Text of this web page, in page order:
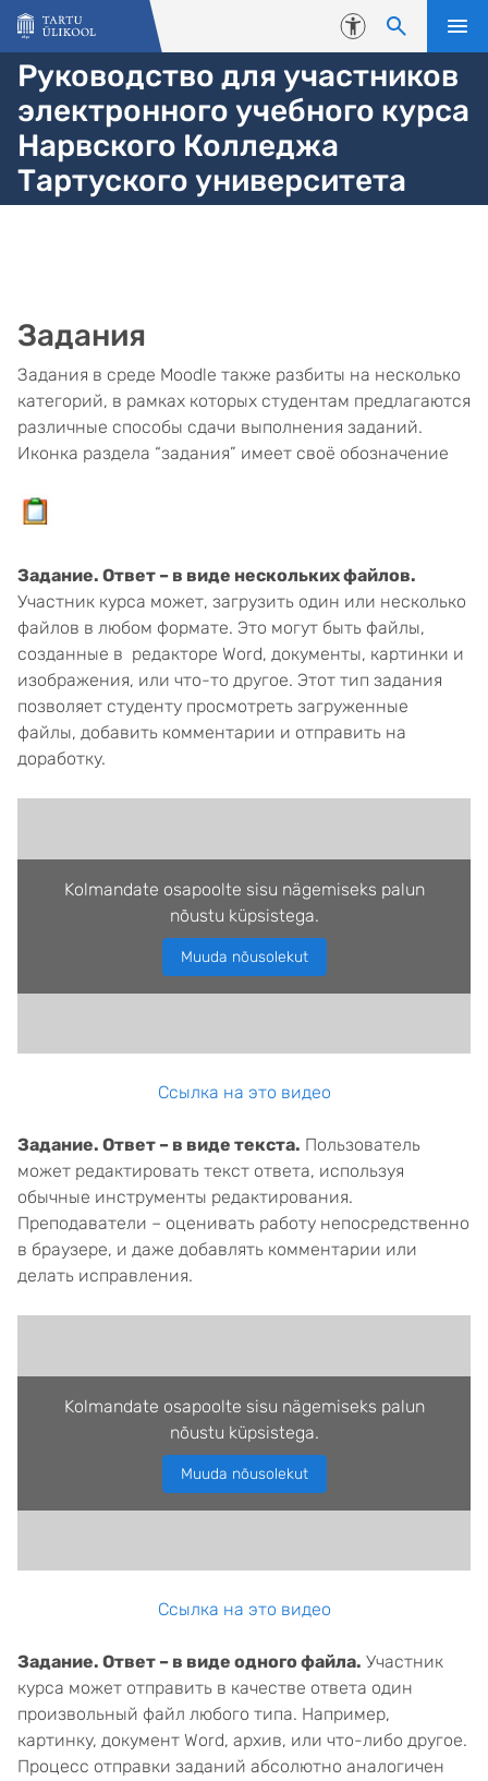
Liigu edasi põhisisu juurde
Juurdepääsetavus
Руководство для участников
электронного учебного курса
Нарвского Колледжа
Тартуского университета
Задания
Задания в среде Moodle также разбиты на несколько
категорий, в рамках которых студентам предлагаются
различные способы сдачи выполнения заданий.
Иконка раздела “задания” имеет своё обозначение
Задание. Ответ – в виде нескольких файлов.
Участник курса может, загрузить один или несколько
файлов в любом формате. Это могут быть файлы,
созданные в редакторе Word, документы, картинки и
изображения, или что-то другое. Этот тип задания
позволяет студенту просмотреть загруженные
файлы, добавить комментарии и отправить на
доработку.
Kolmandate osapoolte sisu nägemiseks palun
nõustu küpsistega.
Muuda nõusolekut
Ссылка на это видео
Задание. Ответ – в виде текста. Пользователь
может редактировать текст ответа, используя
обычные инструменты редактирования.
Преподаватели – оценивать работу непосредственно
в браузере, и даже добавлять комментарии или
делать исправления.
Kolmandate osapoolte sisu nägemiseks palun
nõustu küpsistega.
Muuda nõusolekut
Ссылка на это видео
Задание. Ответ – в виде одного файла. Участник
курса может отправить в качестве ответа один
произвольный файл любого типа. Например,
картинку, документ Word, архив, или что-либо другое.
Процесс отправки заданий абсолютно аналогичен